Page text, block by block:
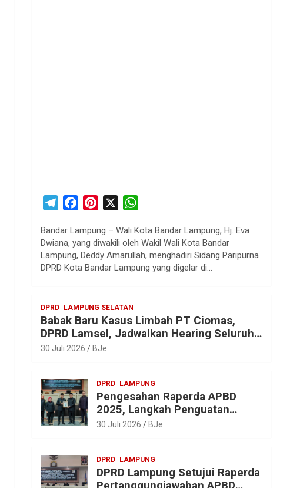
l
e
g
m
c
e
b
k
n
t
e
s
a
s
Bandar Lampung – Wali Kota Bandar Lampung, Hj. Eva
Dwiana, yang diwakili oleh Wakil Wali Kota Bandar
Lampung, Deddy Amarullah, menghadiri Sidang Paripurna
DPRD Kota Bandar Lampung yang digelar di…
DPRD LAMPUNG SELATAN
Babak Baru Kasus Limbah PT Ciomas,
DPRD Lamsel, Jadwalkan Hearing Seluruh
Vendor
30 Juli 2026 BJe
DPRD LAMPUNG
Pengesahan Raperda APBD
2025, Langkah Penguatan
Akuntabilitas dan
Pembangunan Lampung
30 Juli 2026 BJe
DPRD LAMPUNG
DPRD Lampung Setujui Raperda